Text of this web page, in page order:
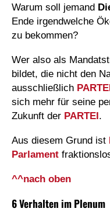
Warum soll jemand
Ende irgendwelche
zu bekommen?
Wer also als
bildet, die nicht den
ausschließlich
sich mehr für seine
Zukunft der PARTEI.
Aus diesem Grund ist
Parlament
^^nach oben
6 Verhalten im Plenum